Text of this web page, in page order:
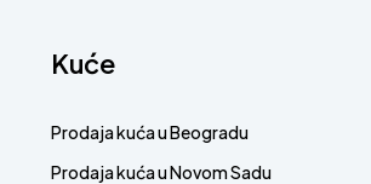
Kuće
Prodaja kuća u Beogradu
Prodaja kuća u Novom Sadu